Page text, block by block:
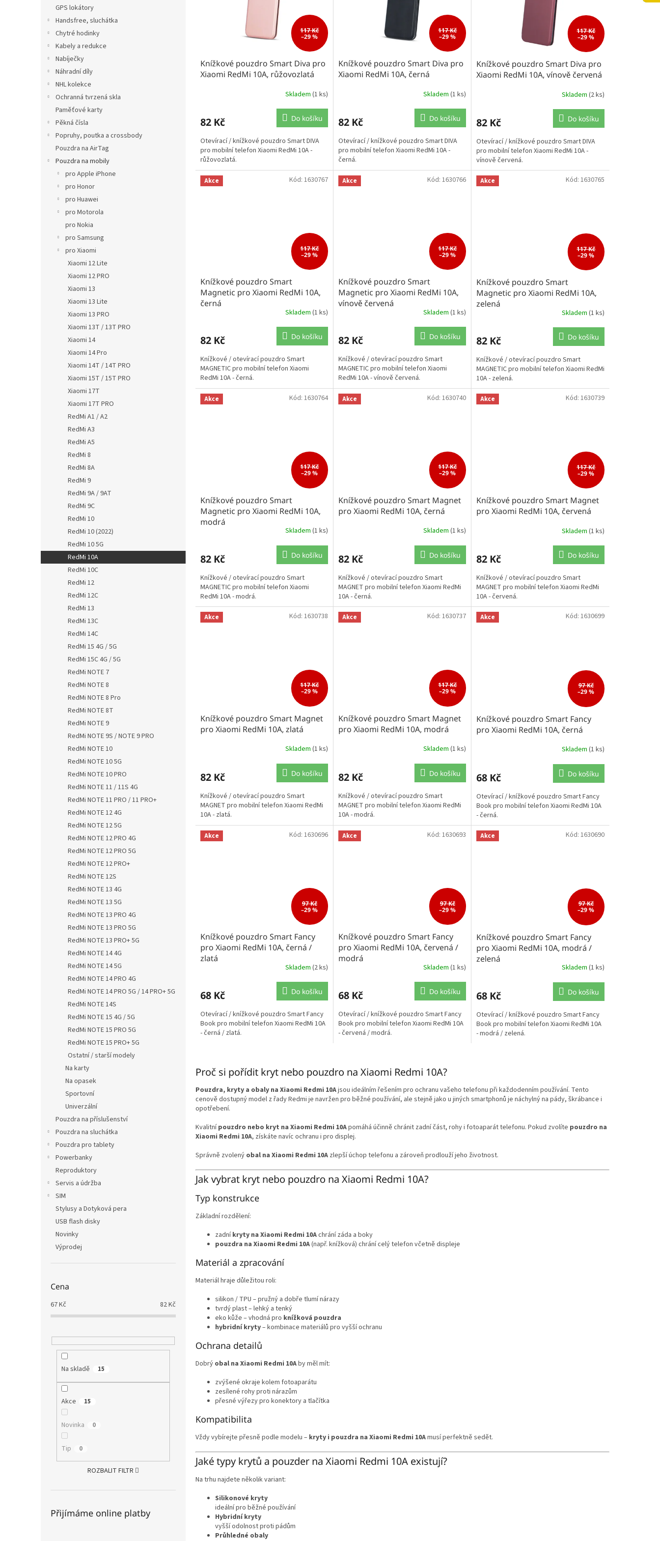
GPS lokátory
Handsfree, sluchátka
Chytré hodinky
Kabely a redukce
Nabíječky
Náhradní díly
NHL kolekce
Ochranná tvrzená skla
Paměťové karty
Pěkná čísla
Popruhy, poutka a crossbody
Pouzdra na AirTag
Pouzdra na mobily
pro Apple iPhone
pro Honor
pro Huawei
pro Motorola
pro Nokia
pro Samsung
pro Xiaomi
Xiaomi 12 Lite
Xiaomi 12 PRO
Xiaomi 13
Xiaomi 13 Lite
Xiaomi 13 PRO
Xiaomi 13T / 13T PRO
Xiaomi 14
Xiaomi 14 Pro
Xiaomi 14T / 14T PRO
Xiaomi 15T / 15T PRO
Xiaomi 17T
Xiaomi 17T PRO
RedMi A1 / A2
RedMi A3
RedMi A5
RedMi 8
RedMi 8A
RedMi 9
RedMi 9A / 9AT
RedMi 9C
RedMi 10
RedMi 10 (2022)
RedMi 10 5G
RedMi 10A
RedMi 10C
RedMi 12
RedMi 12C
RedMi 13
RedMi 13C
RedMi 14C
RedMi 15 4G / 5G
RedMi 15C 4G / 5G
RedMi NOTE 7
RedMi NOTE 8
RedMi NOTE 8 Pro
RedMi NOTE 8T
RedMi NOTE 9
RedMi NOTE 9S / NOTE 9 PRO
RedMi NOTE 10
RedMi NOTE 10 5G
RedMi NOTE 10 PRO
RedMi NOTE 11 / 11S 4G
RedMi NOTE 11 PRO / 11 PRO+
RedMi NOTE 12 4G
RedMi NOTE 12 5G
RedMi NOTE 12 PRO 4G
RedMi NOTE 12 PRO 5G
RedMi NOTE 12 PRO+
RedMi NOTE 12S
RedMi NOTE 13 4G
RedMi NOTE 13 5G
RedMi NOTE 13 PRO 4G
RedMi NOTE 13 PRO 5G
RedMi NOTE 13 PRO+ 5G
RedMi NOTE 14 4G
RedMi NOTE 14 5G
RedMi NOTE 14 PRO 4G
RedMi NOTE 14 PRO 5G / 14 PRO+ 5G
RedMi NOTE 14S
RedMi NOTE 15 4G / 5G
RedMi NOTE 15 PRO 5G
RedMi NOTE 15 PRO+ 5G
Ostatní / starší modely
Na karty
Na opasek
Sportovní
Univerzální
Pouzdra na příslušenství
Pouzdra na sluchátka
Pouzdra pro tablety
Powerbanky
Reproduktory
Servis a údržba
SIM
Stylusy a Dotyková pera
USB flash disky
Novinky
Výprodej
Cena
67Kč 82Kč
Na skladě 15
Akce 15
Novinka 0
Tip 0
ROZBALIT FILTR
Přijímáme online platby
117 Kč
–29 %
Knížkové pouzdro Smart Diva pro
Xiaomi RedMi 10A, růžovozlatá
Skladem (1 ks)
82 Kč Do košíku
Otevírací / knížkové pouzdro Smart DIVA
pro mobilní telefon Xiaomi RedMi 10A -
růžovozlatá.
117 Kč
–29 %
Knížkové pouzdro Smart Diva pro
Xiaomi RedMi 10A, černá
Skladem (1 ks)
82 Kč Do košíku
Otevírací / knížkové pouzdro Smart DIVA
pro mobilní telefon Xiaomi RedMi 10A -
černá.
117 Kč
–29 %
Knížkové pouzdro Smart Diva pro
Xiaomi RedMi 10A, vínově červená
Skladem (2 ks)
82 Kč Do košíku
Otevírací / knížkové pouzdro Smart DIVA
pro mobilní telefon Xiaomi RedMi 10A -
vínově červená.
Akce
117 Kč
–29 %
Knížkové pouzdro Smart
Magnetic pro Xiaomi RedMi 10A,
černá
Skladem (1 ks)
82 Kč Do košíku
Knížkové / otevírací pouzdro Smart
MAGNETIC pro mobilní telefon Xiaomi
RedMi 10A - černá.
Kód: 1630767 Akce
117 Kč
–29 %
Knížkové pouzdro Smart
Magnetic pro Xiaomi RedMi 10A,
vínově červená
Skladem (1 ks)
82 Kč Do košíku
Knížkové / otevírací pouzdro Smart
MAGNETIC pro mobilní telefon Xiaomi
RedMi 10A - vínově červená.
Kód: 1630766 Akce
117 Kč
–29 %
Knížkové pouzdro Smart
Magnetic pro Xiaomi RedMi 10A,
zelená
Skladem (1 ks)
82 Kč Do košíku
Knížkové / otevírací pouzdro Smart
MAGNETIC pro mobilní telefon Xiaomi RedMi
10A - zelená.
Kód: 1630765
Akce
117 Kč
–29 %
Knížkové pouzdro Smart
Magnetic pro Xiaomi RedMi 10A,
modrá
Skladem (1 ks)
82 Kč Do košíku
Knížkové / otevírací pouzdro Smart
MAGNETIC pro mobilní telefon Xiaomi
RedMi 10A - modrá.
Kód: 1630764 Akce
117 Kč
–29 %
Knížkové pouzdro Smart Magnet
pro Xiaomi RedMi 10A, černá
Skladem (1 ks)
82 Kč Do košíku
Knížkové / otevírací pouzdro Smart
MAGNET pro mobilní telefon Xiaomi RedMi
10A - černá.
Kód: 1630740 Akce
117 Kč
–29 %
Knížkové pouzdro Smart Magnet
pro Xiaomi RedMi 10A, červená
Skladem (1 ks)
82 Kč Do košíku
Knížkové / otevírací pouzdro Smart
MAGNET pro mobilní telefon Xiaomi RedMi
10A - červená.
Kód: 1630739
Akce
117 Kč
–29 %
Knížkové pouzdro Smart Magnet
pro Xiaomi RedMi 10A, zlatá
Skladem (1 ks)
82 Kč Do košíku
Knížkové / otevírací pouzdro Smart
MAGNET pro mobilní telefon Xiaomi RedMi
10A - zlatá.
Kód: 1630738 Akce
117 Kč
–29 %
Knížkové pouzdro Smart Magnet
pro Xiaomi RedMi 10A, modrá
Skladem (1 ks)
82 Kč Do košíku
Knížkové / otevírací pouzdro Smart
MAGNET pro mobilní telefon Xiaomi RedMi
10A - modrá.
Kód: 1630737 Akce
97 Kč
–29 %
Knížkové pouzdro Smart Fancy
pro Xiaomi RedMi 10A, černá
Skladem (1 ks)
68 Kč Do košíku
Otevírací / knížkové pouzdro Smart Fancy
Book pro mobilní telefon Xiaomi RedMi 10A
- černá.
Kód: 1630699
Akce
97 Kč
–29 %
Knížkové pouzdro Smart Fancy
pro Xiaomi RedMi 10A, černá /
zlatá
Skladem (2 ks)
68 Kč Do košíku
Otevírací / knížkové pouzdro Smart Fancy
Book pro mobilní telefon Xiaomi RedMi 10A
- černá / zlatá.
Kód: 1630696 Akce
97 Kč
–29 %
Knížkové pouzdro Smart Fancy
pro Xiaomi RedMi 10A, červená /
modrá
Skladem (1 ks)
68 Kč Do košíku
Otevírací / knížkové pouzdro Smart Fancy
Book pro mobilní telefon Xiaomi RedMi 10A
- červená / modrá.
Kód: 1630693 Akce
97 Kč
–29 %
Knížkové pouzdro Smart Fancy
pro Xiaomi RedMi 10A, modrá /
zelená
Skladem (1 ks)
68 Kč Do košíku
Otevírací / knížkové pouzdro Smart Fancy
Book pro mobilní telefon Xiaomi RedMi 10A
- modrá / zelená.
Kód: 1630690
l
d
a
p
v
k
y
v
ý
Proč si pořídit kryt nebo pouzdro na Xiaomi Redmi 10A?
Pouzdra, kryty a obaly na Xiaomi Redmi 10Ajsou ideálním řešením pro ochranu vašeho telefonu při každodenním používání. Tento
cenově dostupný model z řady Redmi je navržen pro běžné používání, ale stejně jako u jiných smartphonů je náchylný na pády, škrábance i
opotřebení.
Kvalitnípouzdro nebo kryt na Xiaomi Redmi 10Apomáhá účinně chránit zadní část, rohy i fotoaparát telefonu. Pokud zvolíte pouzdro na
Xiaomi Redmi 10A, získáte navíc ochranu i pro displej.
Správně zvolený obal na Xiaomi Redmi 10A zlepší úchop telefonu a zároveň prodlouží jeho životnost.
Jak vybrat kryt nebo pouzdro na Xiaomi Redmi 10A?
Typ konstrukce
Základní rozdělení:
zadníkryty na Xiaomi Redmi 10Achrání záda a boky
pouzdra na Xiaomi Redmi 10A(např. knížková) chrání celý telefon včetně displeje
Materiál a zpracování
Materiál hraje důležitou roli:
silikon / TPU – pružný a dobře tlumí nárazy
tvrdý plast – lehký a tenký
eko kůže – vhodná pro knížková pouzdra
hybridní kryty– kombinace materiálů pro vyšší ochranu
Ochrana detailů
Dobrý obal na Xiaomi Redmi 10Aby měl mít:
zvýšené okraje kolem fotoaparátu
zesílené rohy proti nárazům
přesné výřezy pro konektory a tlačítka
Kompatibilita
Vždy vybírejte přesně podle modelu – kryty i pouzdra na Xiaomi Redmi 10Amusí perfektně sedět.
Jaké typy krytů a pouzder na Xiaomi Redmi 10A existují?
Na trhu najdete několik variant:
Silikonové kryty
ideální pro běžné používání
Hybridní kryty
vyšší odolnost proti pádům
Průhledné obaly